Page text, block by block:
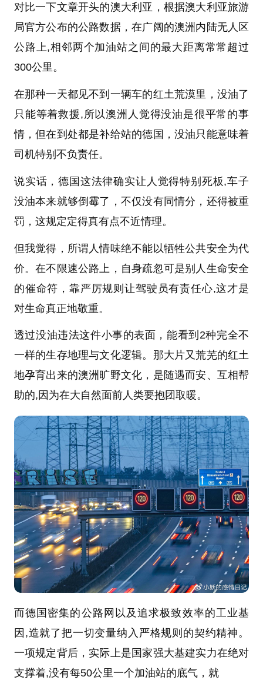
对比一下文章开头的澳大利亚，根据澳大利亚旅游
局官方公布的公路数据，在广阔的澳洲内陆无人区
公路上,相邻两个加油站之间的最大距离常常超过
300公里。
在那种一天都见不到一辆车的红土荒漠里，没油了
只能等着救援,所以澳洲人觉得没油是很平常的事
情，但在到处都是补给站的德国，没油只能意味着
司机特别不负责任。
说实话，德国这法律确实让人觉得特别死板,车子
没油本来就够倒霉了，不仅没有同情分，还得被重
罚，这规定定得真有点不近情理。
但我觉得，所谓人情味绝不能以牺牲公共安全为代
价。在不限速公路上，自身疏忽可是别人生命安全
的催命符，靠严厉规则让驾驶员有责任心,这才是
对生命真正地敬重。
透过没油违法这件小事的表面，能看到2种完全不
一样的生存地理与文化逻辑。那大片又荒芜的红土
地孕育出来的澳洲旷野文化，是随遇而安、互相帮
助的,因为在大自然面前人类要抱团取暖。
而德国密集的公路网以及追求极致效率的工业基
因,造就了把一切变量纳入严格规则的契约精神。
一项规定背后，实际上是国家强大基建实力在绝对
支撑着,没有每50公里一个加油站的底气，就